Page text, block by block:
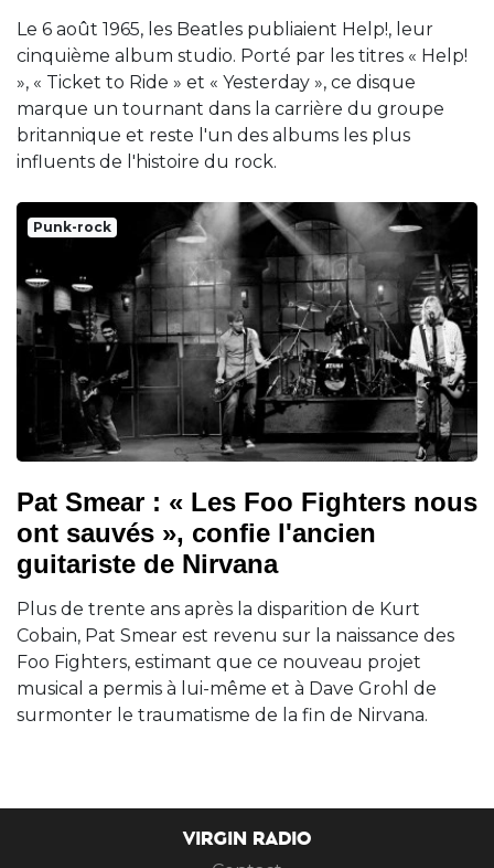
Le 6 août 1965, les Beatles publiaient Help!, leur
cinquième album studio. Porté par les titres « Help!
», « Ticket to Ride » et « Yesterday », ce disque
marque un tournant dans la carrière du groupe
britannique et reste l'un des albums les plus
influents de l'histoire du rock.
Punk-rock
Pat Smear : « Les Foo Fighters nous
ont sauvés », confie l'ancien
guitariste de Nirvana
Plus de trente ans après la disparition de Kurt
Cobain, Pat Smear est revenu sur la naissance des
Foo Fighters, estimant que ce nouveau projet
musical a permis à lui-même et à Dave Grohl de
surmonter le traumatisme de la fin de Nirvana.
VIRGIN RADIO